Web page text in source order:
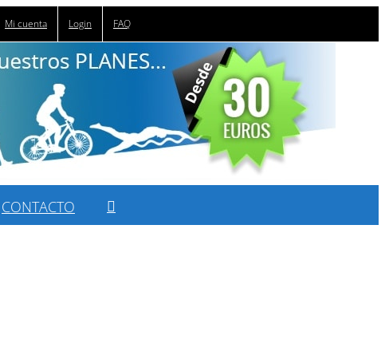
Mi cuenta Login FAQ
CONTACTO